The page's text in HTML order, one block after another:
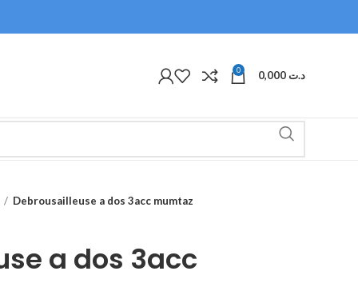
0 د.ت
Debrousailleuse a dos 3acc mumtaz
a dos 3acc